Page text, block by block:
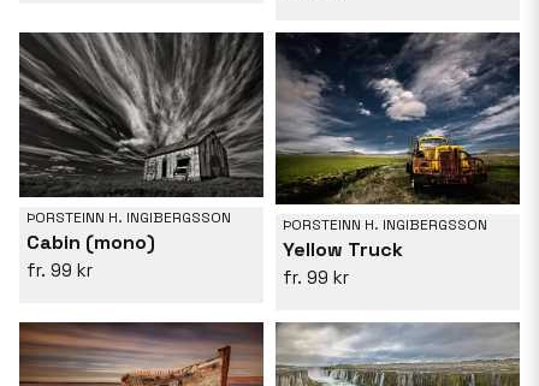
ÞORSTEINN H. INGIBERGSSON
Cabin (mono)
99 kr
ÞORSTEINN H. INGIBERGSSON
Yellow Truck
99 kr